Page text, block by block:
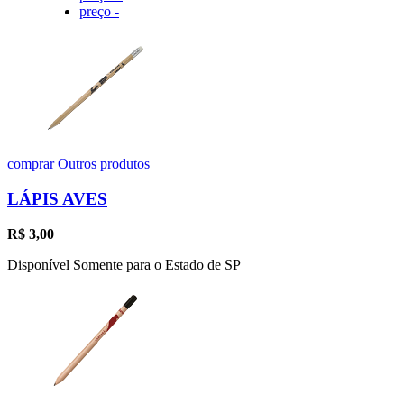
preço -
comprarOutros produtos
LÁPIS AVES
R$ 3,00
Disponível Somente para o Estado de SP